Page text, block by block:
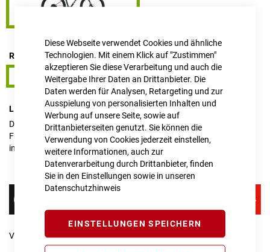
Diese Webseite verwendet Cookies und ähnliche
Technologien. Mit einem Klick auf "Zustimmen"
akzeptieren Sie diese Verarbeitung und auch die
Weitergabe Ihrer Daten an Drittanbieter. Die
Daten werden für Analysen, Retargeting und zur
Ausspielung von personalisierten Inhalten und
Werbung auf unsere Seite, sowie auf
Drittanbieterseiten genutzt. Sie können die
Verwendung von Cookies jederzeit einstellen,
weitere Informationen, auch zur
Datenverarbeitung durch Drittanbieter, finden
Sie in den Einstellungen sowie in unseren
Datenschutzhinweis
EINSTELLUNGEN SPEICHERN
RAHMENHÖHE 24"
24"
LIEFERZEIT im Onlineshop erfragen
Dieser Artikel ist nicht verfügbar.
Für Anfragen zur Verfügbarkeit schreiben Sie uns gerne an
info@cube-store-regensburg.de
Vergleichsliste: hinzufügen |ansehen